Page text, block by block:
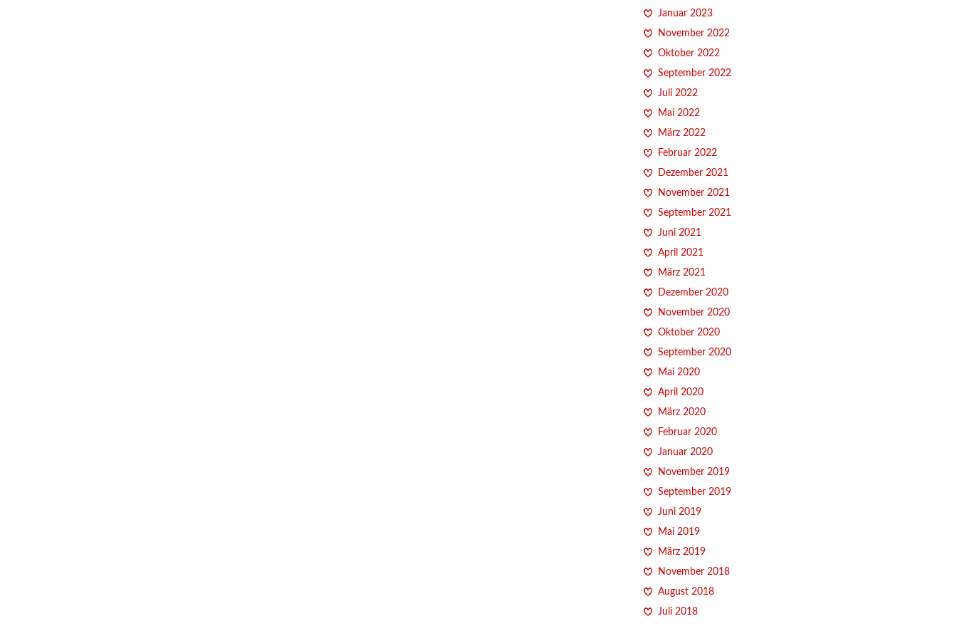
Januar 2023
November 2022
Oktober 2022
September 2022
Juli 2022
Mai 2022
März 2022
Februar 2022
Dezember 2021
November 2021
September 2021
Juni 2021
April 2021
März 2021
Dezember 2020
November 2020
Oktober 2020
September 2020
Mai 2020
April 2020
März 2020
Februar 2020
Januar 2020
November 2019
September 2019
Juni 2019
Mai 2019
März 2019
November 2018
August 2018
Juli 2018